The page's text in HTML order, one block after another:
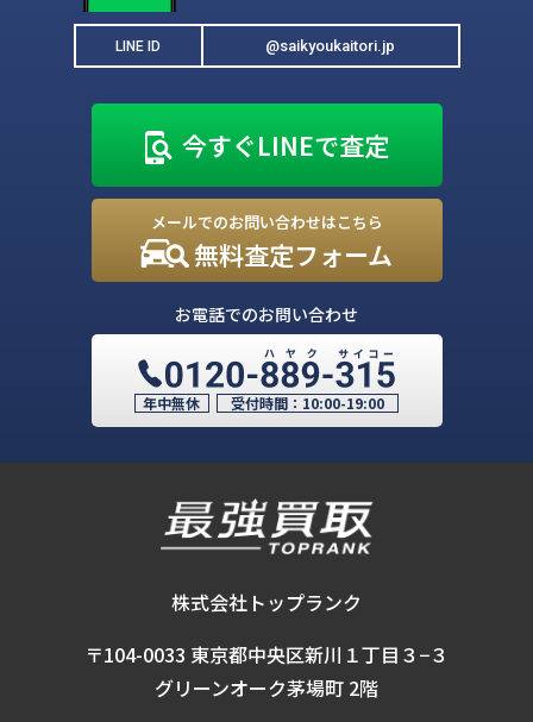
LINE ID @saikyoukaitori.jp
今すぐLINEで査定
メールでのお問い合わせはこちら
無料査定フォーム
お電話でのお問い合わせ
年中無休 受付時間： 10:00-19:00
株式会社トップランク
〒104-0033 東京都中央区新川１丁目３−３
グリーンオーク茅場町 2階